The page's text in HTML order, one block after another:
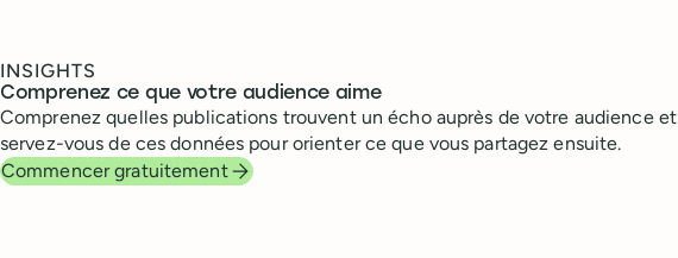
INSIGHTS
Comprenez ce que votre audience aime
Comprenez quelles publications trouvent un écho auprès de votre audience et
servez-vous de ces données pour orienter ce que vous partagez ensuite.
Commencer gratuitement